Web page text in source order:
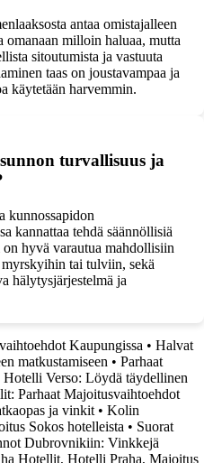
antaa omistajalleen
omanaan milloin haluaa, mutta
sitoutumista ja vastuuta
taas on joustavampaa ja
käytetään harvemmin.
turvallisuus ja
kunnossapidon
kannattaa tehdä säännöllisiä
hyvä varautua mahdollisiin
tai tulviin, sekä
hälytysjärjestelmä ja
Kaupungissa • Halvat
matkustamiseen • Parhaat
Hotelli Verso: Löydä täydellinen
Parhaat Majoitusvaihtoehdot
ja vinkit • Kolin
Sokos hotelleista • Suorat
Dubrovnikiin: Vinkkejä
Hotellit, Hotelli Praha, Majoitus